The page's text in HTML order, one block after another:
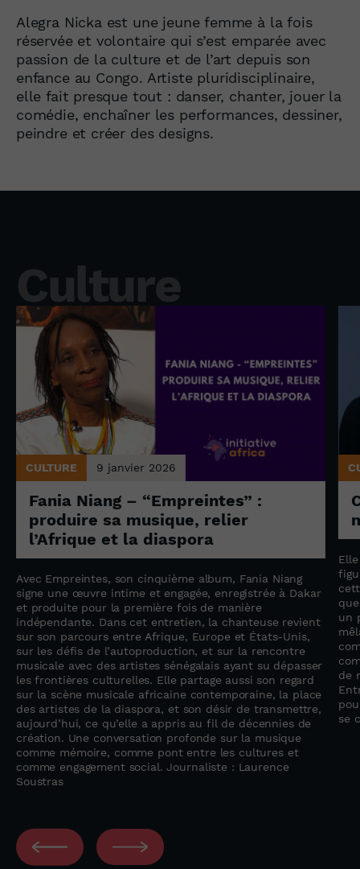
Alegra Nicka est une jeune femme à la fois
réservée et volontaire qui s’est emparée avec
passion de la culture et de l’art depuis son
enfance au Congo. Artiste pluridisciplinaire,
elle fait presque tout : danser, chanter, jouer la
comédie, enchaîner les performances, dessiner,
peindre et créer des designs.
Culture
CULTURE 9 janvier 2026
Fania Niang – “Empreintes” :
produire sa musique, relier
l’Afrique et la diaspora
Avec Empreintes, son cinquième album, Fania Niang
signe une œuvre intime et engagée, enregistrée à Dakar
et produite pour la première fois de manière
indépendante. Dans cet entretien, la chanteuse revient
sur son parcours entre Afrique, Europe et États-Unis,
sur les défis de l’autoproduction, et sur la rencontre
musicale avec des artistes sénégalais ayant su dépasser
les frontières culturelles. Elle partage aussi son regard
sur la scène musicale africaine contemporaine, la place
des artistes de la diaspora, et son désir de transmettre,
aujourd’hui, ce qu’elle a appris au fil de décennies de
création. Une conversation profonde sur la musique
comme mémoire, comme pont entre les cultures et
comme engagement social. Journaliste : Laurence
Soustras
un
de
se